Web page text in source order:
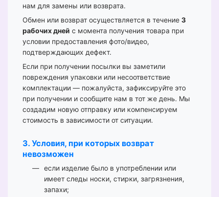
нам для замены или возврата.
Обмен или возврат осуществляется в течение 3
рабочих дней с момента получения товара при
условии предоставления фото/видео,
подтверждающих дефект.
Если при получении посылки вы заметили
повреждения упаковки или несоответствие
комплектации — пожалуйста, зафиксируйте это
при получении и сообщите нам в тот же день. Мы
создадим новую отправку или компенсируем
стоимость в зависимости от ситуации.
3. Условия, при которых возврат
невозможен
если изделие было в употреблении или
имеет следы носки, стирки, загрязнения,
запахи;